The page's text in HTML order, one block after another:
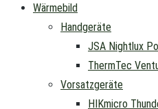
Wärmebild
Handgeräte
JSA Nightlux
ThermTec
Vorsatzgeräte
HIKmicro